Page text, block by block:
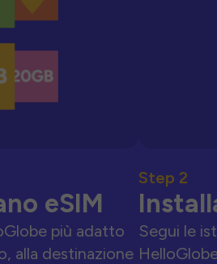
eSIM
più adatto
alla destinazione
Step 2
Segui le